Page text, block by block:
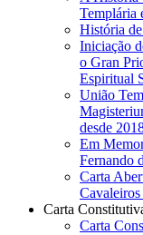
Templária
História
Iniciação
o Gran
Espiritual
União
desde
Em
Fernando
Carta
Carta
Carta